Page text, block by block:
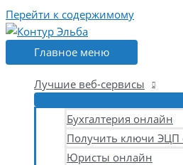
Перейти к содержимому
Главное меню
Лучшие веб-сервисы
Бухгалтерия онлайн
Получить ключи ЭЦП
Юристы онлайн